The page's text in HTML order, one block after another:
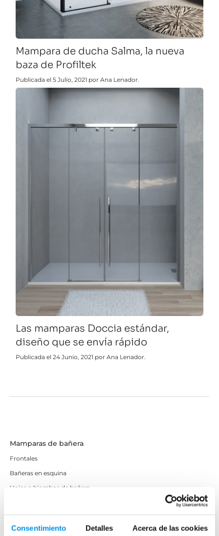
Consentimiento Detalles Acerca de las cookies
Mampara de ducha Salma, la nueva
baza de Profiltek
Publicada el 5 Julio, 2021 por Ana Lenador.
Las mamparas Doccia estándar,
diseño que se envía rápido
Publicada el 24 Junio, 2021 por Ana Lenador.
Mamparas de bañera
Frontales
Bañeras en esquina
Hojas o biombos de bañera
Mamparas de bañera correderas
Mamparas de bañera sin perfilería